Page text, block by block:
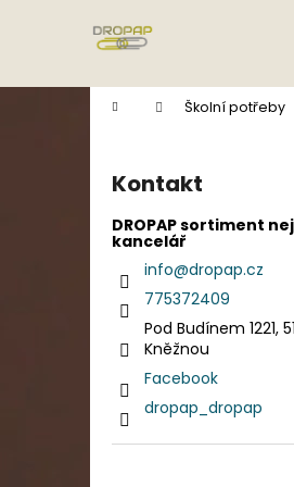
Domů Školní potřeby
Kontakt
DROPAP sortiment
kancelář
info@dropap.cz
775372409
Pod Budínem 1221,
Kněžnou
Facebook
dropap_dropap
í
Zpět
do
Zpět
do